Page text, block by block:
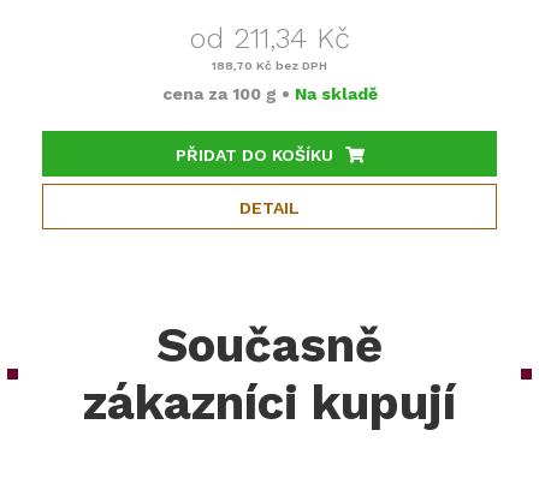
od 211,34 Kč
188,70 Kč bez DPH
cena za 100 g • Na skladě
PŘIDAT DO KOŠÍKU
DETAIL
Současně
zákazníci kupují